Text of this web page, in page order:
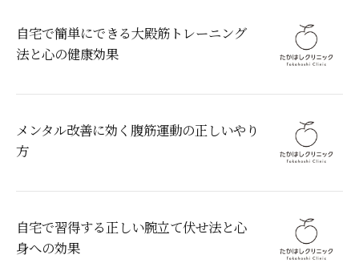
自宅で簡単にできる大殿筋トレーニング
法と心の健康効果
メンタル改善に効く腹筋運動の正しいやり
方
自宅で習得する正しい腕立て伏せ法と心
身への効果